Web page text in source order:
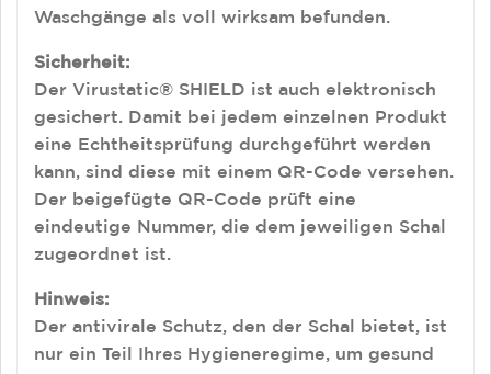
Waschgänge als voll wirksam befunden.
Sicherheit:
Der Virustatic® SHIELD ist auch elektronisch
gesichert. Damit bei jedem einzelnen Produkt
eine Echtheitsprüfung durchgeführt werden
kann, sind diese mit einem QR-Code versehen.
Der beigefügte QR-Code prüft eine
eindeutige Nummer, die dem jeweiligen Schal
zugeordnet ist.
Hinweis:
Der antivirale Schutz, den der Schal bietet, ist
nur ein Teil Ihres Hygieneregime, um gesund